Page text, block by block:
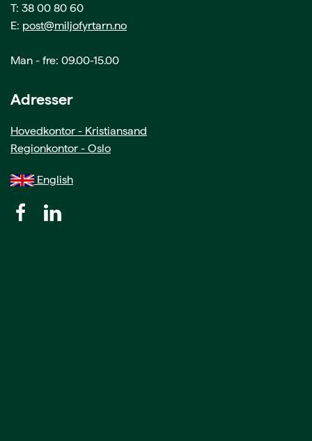
T: 38 00 80 60
E: post@miljofyrtarn.no
Man - fre: 09.00-15.00
Adresser
Hovedkontor - Kristiansand
Regionkontor - Oslo
English